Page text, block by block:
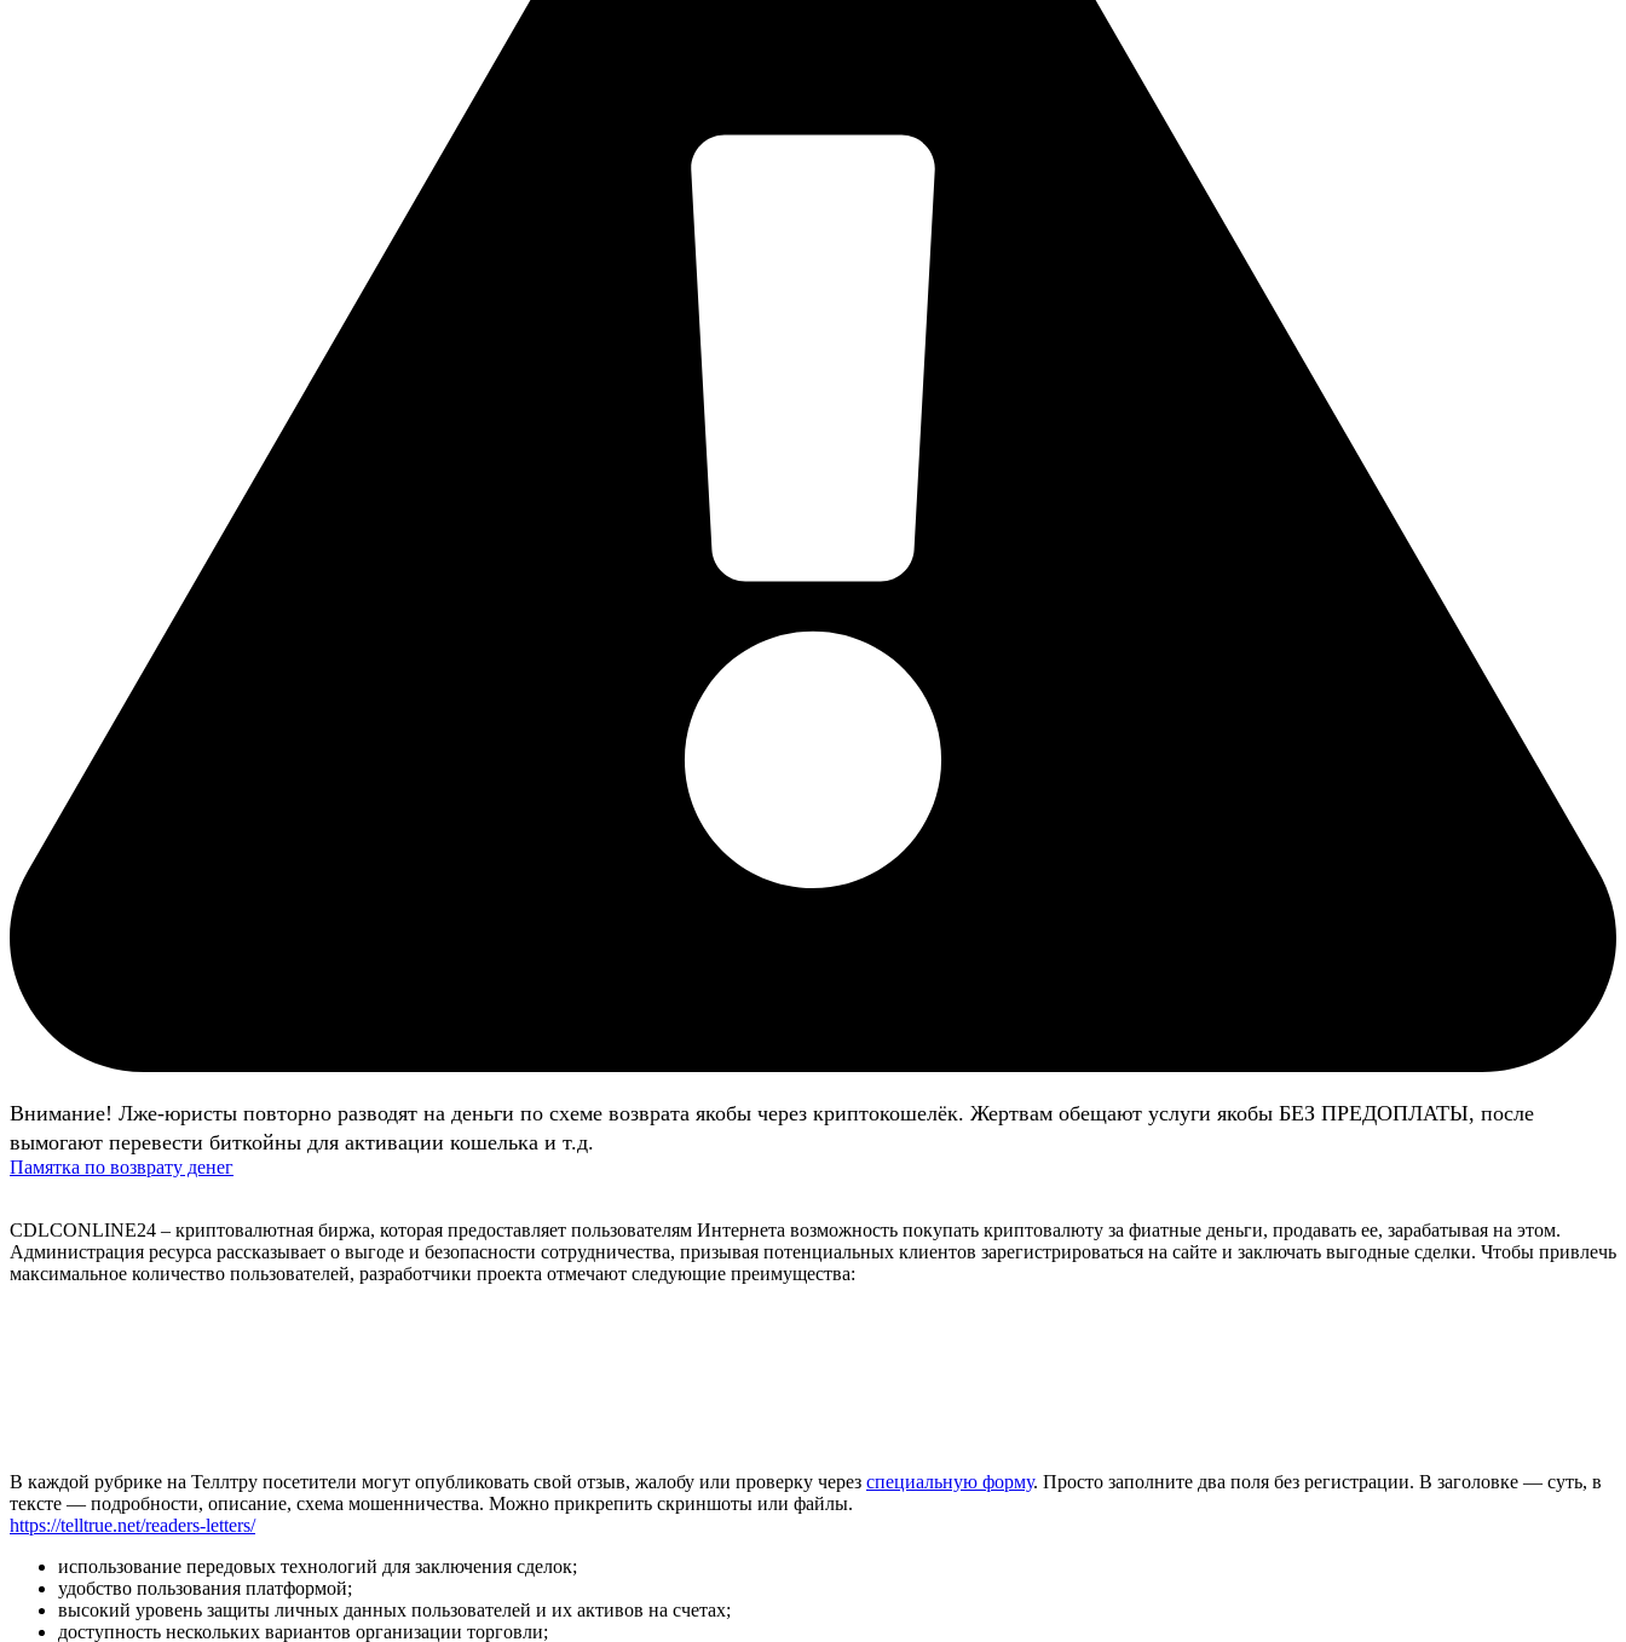
Внимание! Лже-юристы повторно разводят на деньги по схеме возврата якобы через криптокошелёк. Жертвам обещают услуги якобы БЕЗ ПРЕДОПЛАТЫ, после
вымогают перевести биткойны для активации кошелька и т.д.
Памятка по возврату денег
CDLCONLINE24 – криптовалютная биржа, которая предоставляет пользователям Интернета возможность покупать криптовалюту за фиатные деньги, продавать ее, зарабатывая на этом.
Администрация ресурса рассказывает о выгоде и безопасности сотрудничества, призывая потенциальных клиентов зарегистрироваться на сайте и заключать выгодные сделки. Чтобы привлечь
максимальное количество пользователей, разработчики проекта отмечают следующие преимущества:
В каждой рубрике на Теллтру посетители могут опубликовать свой отзыв, жалобу или проверку через специальную форму. Просто заполните два поля без регистрации. В заголовке — суть, в
тексте — подробности, описание, схема мошенничества. Можно прикрепить скриншоты или файлы.
https://telltrue.net/readers-letters/
использование передовых технологий для заключения сделок;
удобство пользования платформой;
высокий уровень защиты личных данных пользователей и их активов на счетах;
доступность нескольких вариантов организации торговли;